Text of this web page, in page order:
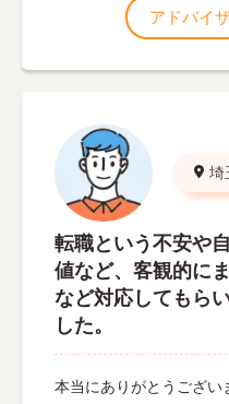
アドバイ
埼
転職という不安や
値など、客観的に
など対応してもら
した。
本当にありがとうござい